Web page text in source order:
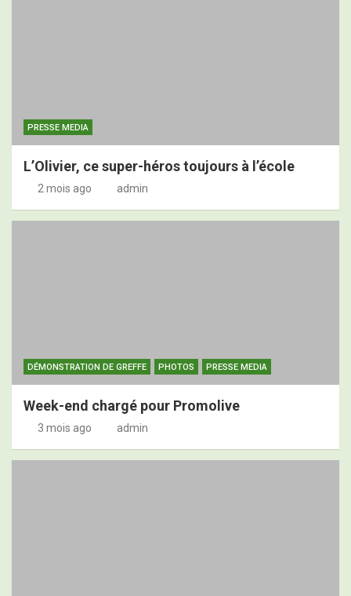
PRESSE MEDIA
L’Olivier, ce super-héros toujours à l’école
2 mois ago admin
DÉMONSTRATION DE GREFFE PHOTOS PRESSE MEDIA
Week-end chargé pour Promolive
3 mois ago admin